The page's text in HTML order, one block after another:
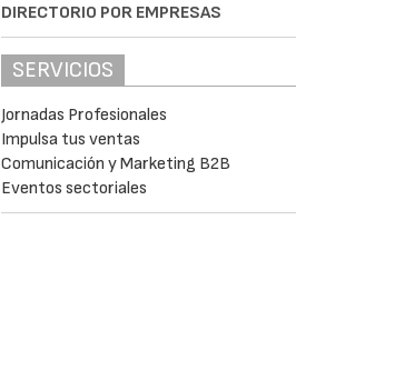
DIRECTORIO POR EMPRESAS
SERVICIOS
Jornadas Profesionales
Impulsa tus ventas
Comunicación y Marketing B2B
Eventos sectoriales